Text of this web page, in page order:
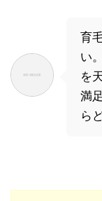
育
い
を
満
ら